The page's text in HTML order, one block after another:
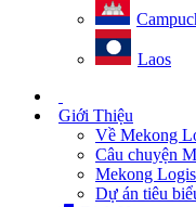
Laos
Giới Thiệu
Về Mekong
Câu chuyện
Mekong
Dự án tiêu